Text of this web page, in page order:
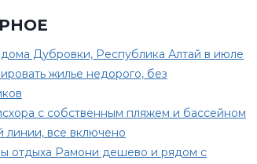
дома Дубровки, Республика Алтай в июле
жилье недорого, без
с собственным пляжем и бассейном
линии, все включено
отдыха Рамони дешево и рядом с